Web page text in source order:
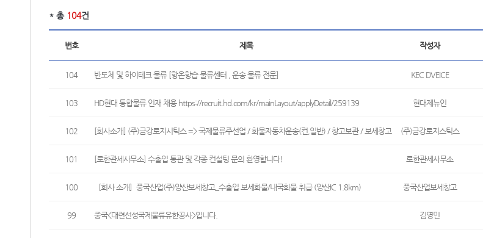
* 총 104건
번호 제목 작성자
104 반도체 및 하이테크 물류 [항온항습 물류센터 , 운송 물류 전문] KEC DVEICE
103 HD현대 통합물류 인재 채용 https://recruit.hd.com/kr/mainLayout/applyDetail/259139 현대제뉴인
102 [회사소개] (주)금강로지시틱스 => 국제물류주선업 / 화물자동차운송(컨,일반) / 창고보관 / 보세창고 (주)금강로지스틱스
101 [로한관세사무소] 수출입 통관 및 각종 컨설팅 문의 환영합니다! 로한관세사무소
100 ［회사 소개］풍국산업(주)양산보세창고_수출입 보세화물/내국화물 취급 (양산IC 1.8km) 풍국산업보세창고
99 중국<대련선성국제물류유한공사>입니다. 김영민